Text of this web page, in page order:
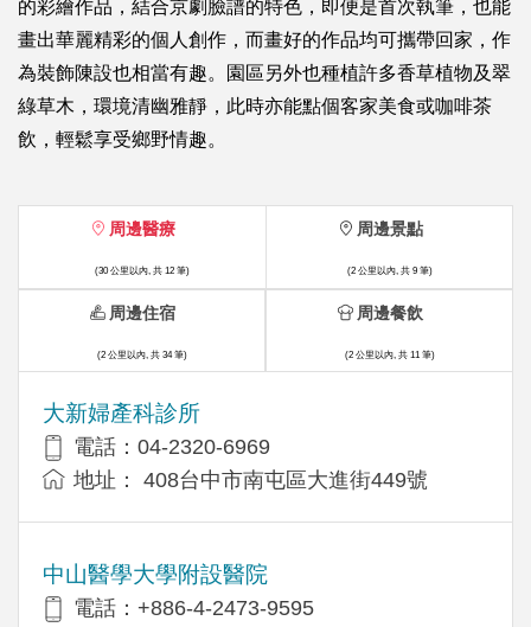
的彩繪作品，結合京劇臉譜的特色，即便是首次執筆，也能
畫出華麗精彩的個人創作，而畫好的作品均可攜帶回家，作
為裝飾陳設也相當有趣。園區另外也種植許多香草植物及翠
綠草木，環境清幽雅靜，此時亦能點個客家美食或咖啡茶
飲，輕鬆享受鄉野情趣。
周邊醫療
(30 公里以內, 共 12 筆)
大新婦產科診所
電話：04-2320-6969
地址： 408台中市南屯區大進街449號
中山醫學大學附設醫院
電話：+886-4-2473-9595
周邊景點
(2 公里以內, 共 9 筆)
周邊住宿
(2 公里以內, 共 34 筆)
周邊餐飲
(2 公里以內, 共 11 筆)